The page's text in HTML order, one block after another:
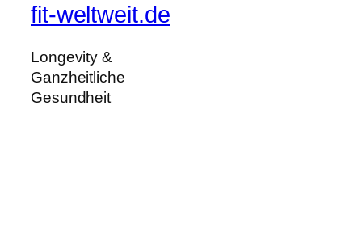
fit-weltweit.de
Longevity &
Ganzheitliche
Gesundheit